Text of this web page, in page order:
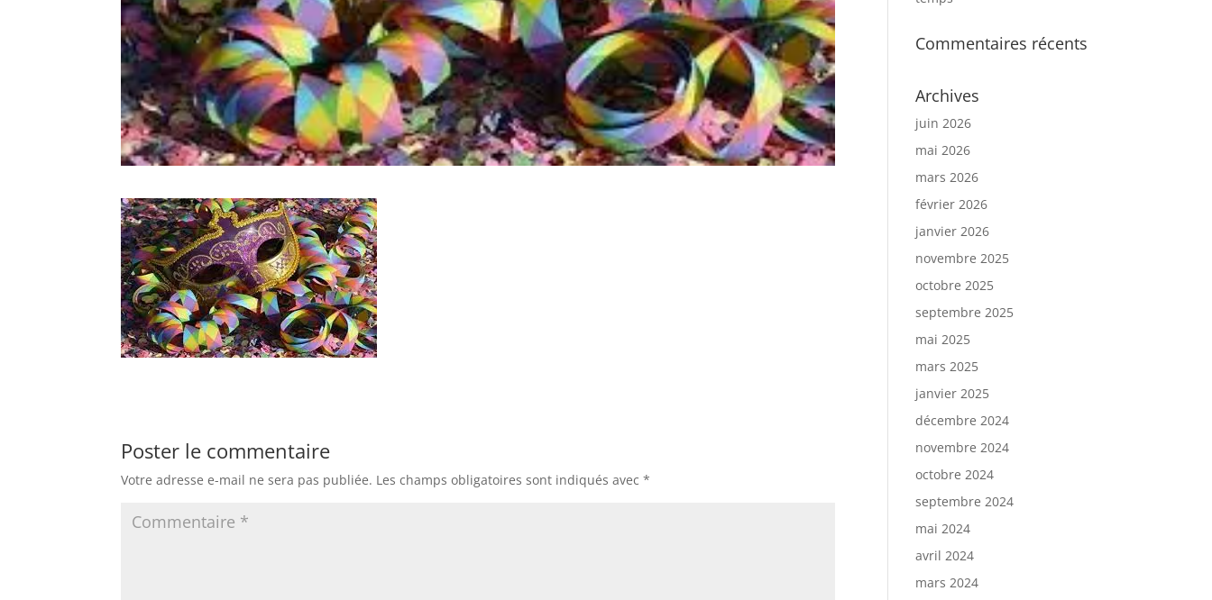
Poster le commentaire
Votre adresse e-mail ne sera pas publiée. Les champs obligatoires sont indiqués avec*
Commentaires récents
Archives
juin 2026
mai 2026
mars 2026
février 2026
janvier 2026
novembre 2025
octobre 2025
septembre 2025
mai 2025
mars 2025
janvier 2025
décembre 2024
novembre 2024
octobre 2024
septembre 2024
mai 2024
avril 2024
mars 2024